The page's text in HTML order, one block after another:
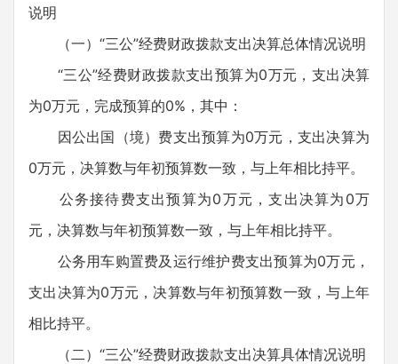
说明
（一）“三公”经费财政拨款支出决算总体情况说明
“三公”经费财政拨款支出预算为0万元，支出决算
为0万元，完成预算的0%，其中：
因公出国（境）费支出预算为0万元，支出决算为
0万元，决算数与年初预算数一致，与上年相比持平。
公务接待费支出预算为0万元，支出决算为0万
元，决算数与年初预算数一致，与上年相比持平。
公务用车购置费及运行维护费支出预算为0万元，
支出决算为0万元，决算数与年初预算数一致，与上年
相比持平。
（二）“三公”经费财政拨款支出决算具体情况说明